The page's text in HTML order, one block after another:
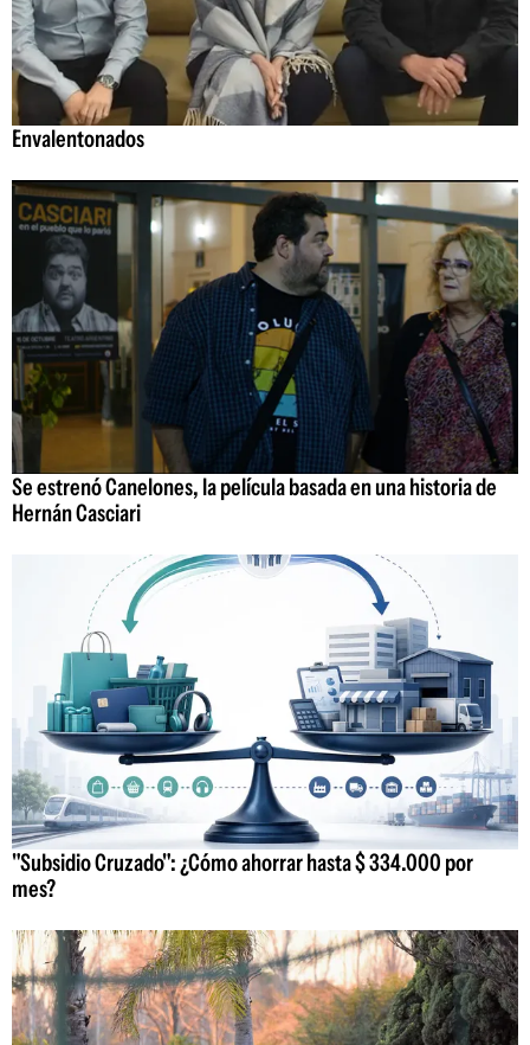
Envalentonados
Se estrenó Canelones, la película basada en una historia de
Hernán Casciari
"Subsidio Cruzado": ¿Cómo ahorrar hasta $ 334.000 por
mes?